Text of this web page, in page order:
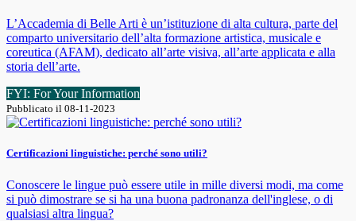
L’Accademia di Belle Arti è un’istituzione di alta cultura, parte del
comparto universitario dell’alta formazione artistica, musicale e
coreutica (AFAM), dedicato all’arte visiva, all’arte applicata e alla
storia dell’arte.
FYI: For Your Information
Pubblicato il 08-11-2023
Certificazioni linguistiche: perché sono utili?
Conoscere le lingue può essere utile in mille diversi modi, ma come
si può dimostrare se si ha una buona padronanza dell'inglese, o di
qualsiasi altra lingua?